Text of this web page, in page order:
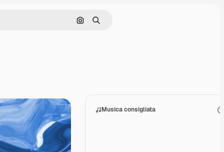
Cerca per immagine
Ricerca
Musica consigliata